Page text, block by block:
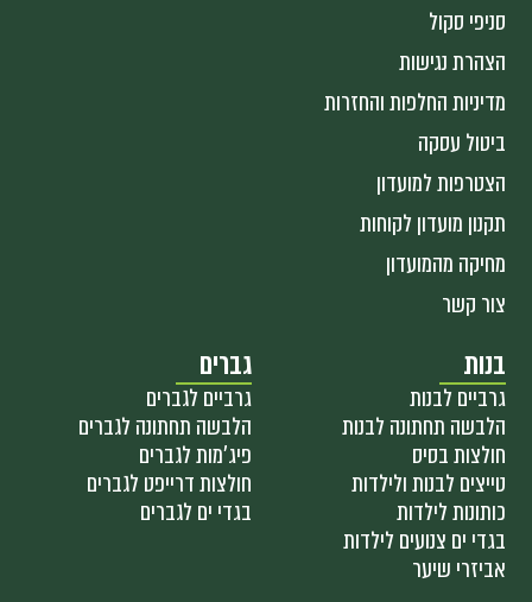
סניפי סקול
הצהרת נגישות
מדיניות החלפות והחזרות
ביטול עסקה
הצטרפות למועדון
תקנון מועדון לקוחות
מחיקה מהמועדון
צור קשר
בנות
גרביים לבנות
הלבשה תחתונה לבנות
חולצות בסיס
טייצים לבנות ולילדות
כותונות לילדות
בגדי ים צנועים לילדות
אביזרי שיער
גברים
גרביים לגברים
הלבשה תחתונה לגברים
פיג'מות לגברים
חולצות דרייפט לגברים
בגדי ים לגברים